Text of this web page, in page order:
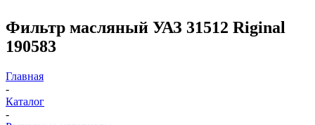
Фильтр масляный УАЗ 31512 Riginal
190583
Главная
-
Каталог
-